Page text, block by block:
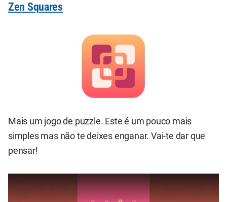
Zen Squares
Mais um jogo de puzzle. Este é um pouco mais
simples mas não te deixes enganar. Vai-te dar que
pensar!